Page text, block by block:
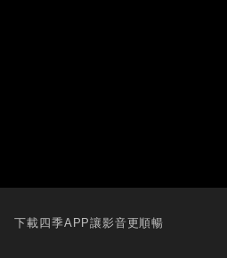
下載四季APP讓影音更順暢